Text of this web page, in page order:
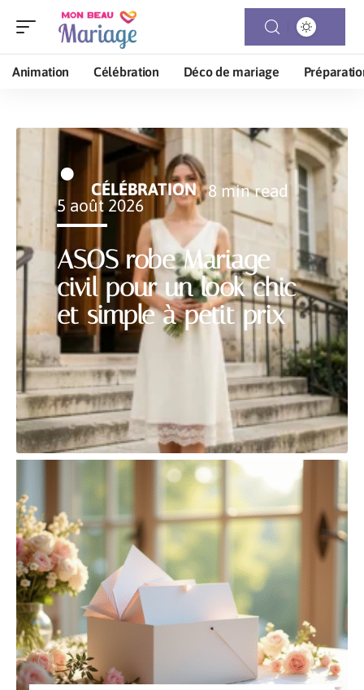
Animation Célébration Déco de mariage
ASOS robe Mariage
civil pour un look chic
et simple à petit prix
CÉLÉBRATION 8 min read
5 août 2026